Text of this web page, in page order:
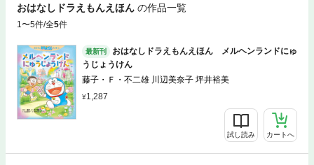
おはなしドラえもんえほん の作品一覧
1〜5件/全5件
最新刊
おはなしドラえもんえほん メルヘンランドにゅ
うじょうけん
藤子・Ｆ・不二雄 川辺美奈子 坪井裕美
1,287
試し読み カートへ